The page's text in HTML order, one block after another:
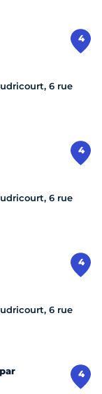
4
6 rue
4
6 rue
4
6 rue
4